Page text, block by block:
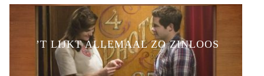
’T LIJKT ALLEMAAL ZO ZINLOOS